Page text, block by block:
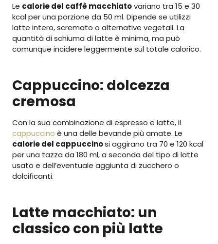
Le calorie del caffè macchiatovariano tra 15 e 30
kcal per una porzione da 50 ml. Dipende se utilizzi
latte intero, scremato o alternative vegetali. La
quantità di schiuma di latte è minima, ma può
comunque incidere leggermente sul totale calorico.
Cappuccino: dolcezza
cremosa
Con la sua combinazione di espresso e latte, il
cappuccino è una delle bevande più amate. Le
calorie del cappuccinosi aggirano tra 70 e 120 kcal
per una tazza da 180 ml, a seconda del tipo di latte
usato e dell’eventuale aggiunta di zucchero o
dolcificanti.
Latte macchiato: un
classico con più latte